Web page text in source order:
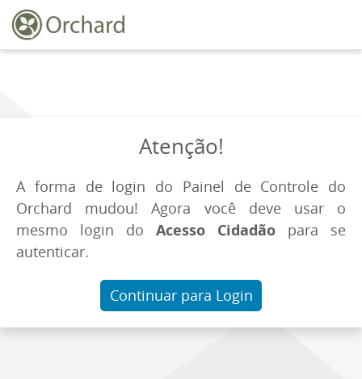
Atenção!
A forma de login do Painel de Controle do
Orchard mudou! Agora você deve usar o
mesmo login do Acesso Cidadão para se
autenticar.
Continuar para Login